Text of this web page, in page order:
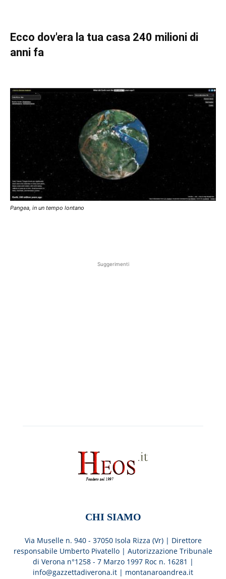
Ecco dov'era la tua casa 240 milioni di
anni fa
Pangea, in un tempo lontano
Suggerimenti
CHI SIAMO
Via Muselle n. 940 - 37050 Isola Rizza (Vr) | Direttore
responsabile Umberto Pivatello | Autorizzazione Tribunale
di Verona n°1258 - 7 Marzo 1997 Roc n. 16281 |
info@gazzettadiverona.it | montanaroandrea.it